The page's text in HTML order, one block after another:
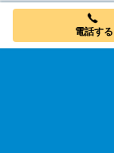
電話する